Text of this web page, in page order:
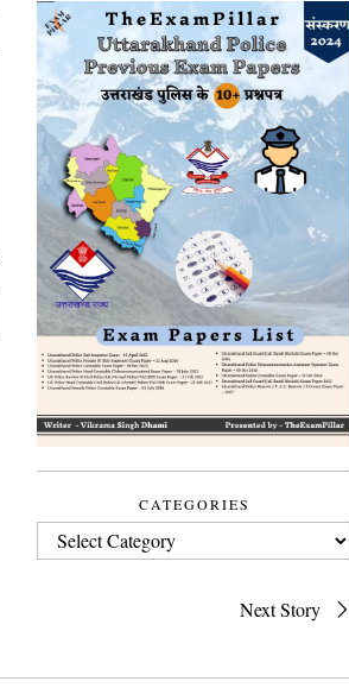
CATEGORIES
CATEGORIES
Next Story